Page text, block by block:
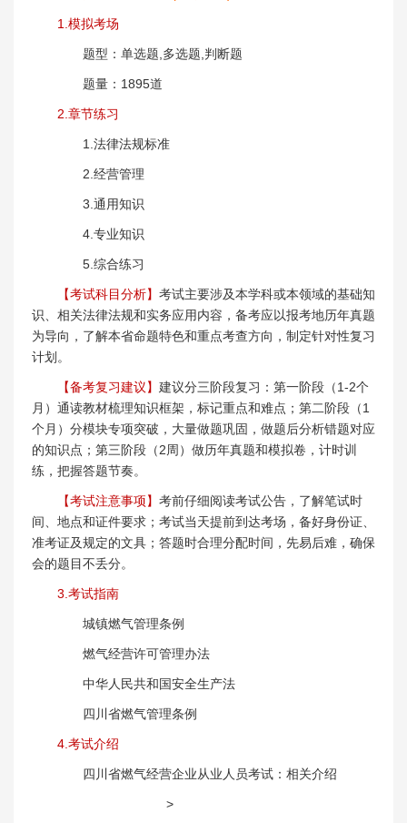
1.模拟考场
题型：单选题,多选题,判断题
题量：1895道
2.章节练习
1.法律法规标准
2.经营管理
3.通用知识
4.专业知识
5.综合练习
【考试科目分析】 考试主要涉及本学科或本领域的基础知
识、相关法律法规和实务应用内容，备考应以报考地历年真题
为导向，了解本省命题特色和重点考查方向，制定针对性复习
计划。
【备考复习建议】 建议分三阶段复习：第一阶段（1-2个
月）通读教材梳理知识框架，标记重点和难点；第二阶段（1
个月）分模块专项突破，大量做题巩固，做题后分析错题对应
的知识点；第三阶段（2周）做历年真题和模拟卷，计时训
练，把握答题节奏。
【考试注意事项】 考前仔细阅读考试公告，了解笔试时
间、地点和证件要求；考试当天提前到达考场，备好身份证、
准考证及规定的文具；答题时合理分配时间，先易后难，确保
会的题目不丢分。
3.考试指南
城镇燃气管理条例
燃气经营许可管理办法
中华人民共和国安全生产法
四川省燃气管理条例
4.考试介绍
四川省燃气经营企业从业人员考试：相关介绍
>